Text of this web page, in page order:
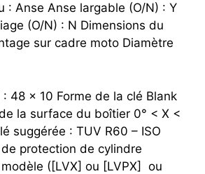
: Anse Anse largable (O/N) : Y
(O/N) : N Dimensions du
sur cadre moto Diamètre
48 x 10 Forme de la clé Blank
la surface du boîtier 0° < X <
suggérée : TUV R60 – ISO
protection de cylindre
([LVX] ou [LVPX] ou